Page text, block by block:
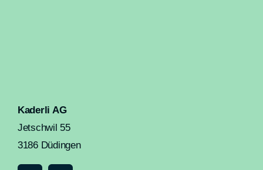
Kaderli AG
Jetschwil 55
3186 Düdingen